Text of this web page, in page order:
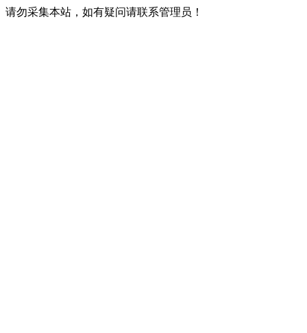
请勿采集本站，如有疑问请联系管理员！